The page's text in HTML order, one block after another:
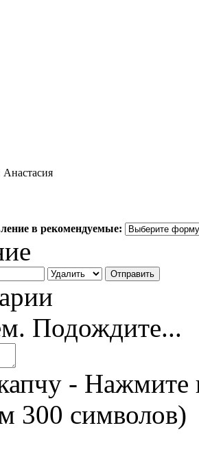
Анастасия
в рекомендуемые:
Подождите...
- Нажмите
300 символов)